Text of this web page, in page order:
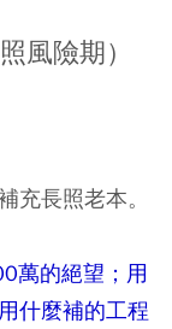
風險期）
充長照老本。
萬的絕望；用
什麼補的工程